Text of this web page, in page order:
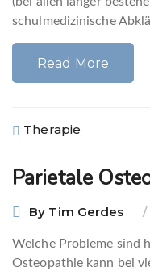
schulmedizinische
Read More
Therapie
Parietale
By Tim Gerdes
Welche Probleme sind
Osteopathie kann bei